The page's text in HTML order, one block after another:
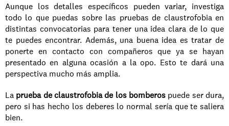
Aunque los detalles específicos pueden variar, investiga
todo lo que puedas sobre las pruebas de claustrofobia en
distintas convocatorias para tener una idea clara de lo que
te puedes encontrar. Además, una buena idea es tratar de
ponerte en contacto con compañeros que ya se hayan
presentado en alguna ocasión a la opo. Esto te dará una
perspectiva mucho más amplia.
La prueba de claustrofobia de los bomberos puede ser dura,
pero si has hecho los deberes lo normal sería que te saliera
bien.